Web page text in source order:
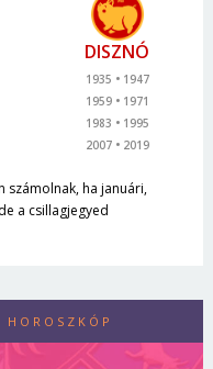
DISZNÓ
1935
1947
1959
1971
1983
1995
2007
2019
számolnak, ha januári,
a csillagjegyed